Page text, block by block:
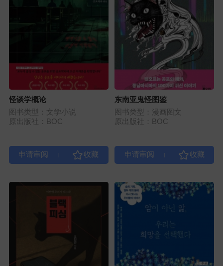
怪谈学概论
图书类型：文学小说
原出版社：BOC
东南亚鬼怪图鉴
图书类型：漫画图文
原出版社：BOC